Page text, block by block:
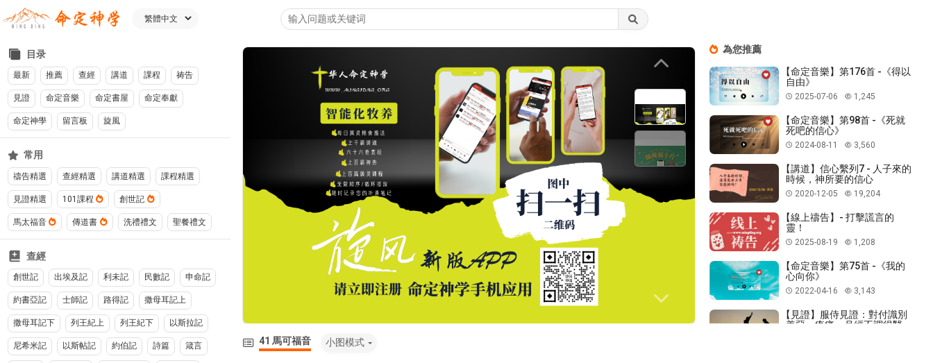
目录
最新 推薦 查經 講道 課程 祷告
見證 命定音樂 命定書屋 命定奉獻
命定神學 留言板 旋風
常用
禱告精選 查經精選 講道精選 課程精選
見證精選 101課程 創世記
馬太福音 傳道書 洗禮禮文 聖餐禮文
查經
創世記 出埃及記 利未記 民數記 申命記
約書亞記 士師記 路得記 撒母耳記上
撒母耳記下 列王紀上 列王紀下 以斯拉記
尼希米記 以斯帖記 約伯記 詩篇 箴言
為您推薦
【命定音樂】第176首 -《得以
自由》
2025-07-06 1,245
【命定音樂】第98首 -《死就
死吧的信心》
2024-08-11 3,560
【講道】信心繫列7 - 人子來的
時候，神所要的信心
2020-12-05 19,204
【線上禱告】- 打擊謊言的
靈！
2025-08-19 1,208
【命定音樂】第75首 -《我的
心向你》
2022-04-16 3,143
【見證】服侍見證：對付識別
善惡，疼痛、月經不調得醫
41 馬可福音 小图模式